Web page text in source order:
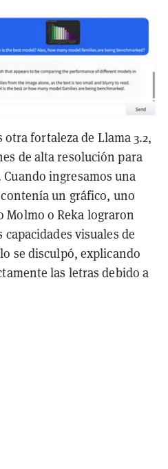
fortaleza de Llama 3.2,
de alta resolución para
ingresamos una
un gráfico, uno
Molmo o Reka lograron
visuales de
se disculpó, explicando
las letras debido a